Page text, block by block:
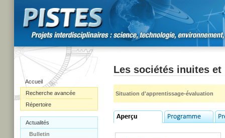
Accueil
Recherche avancée
Répertoire
Actualités
Bulletin
Les sociétés inuites et
Situation d'apprentissage-évaluation